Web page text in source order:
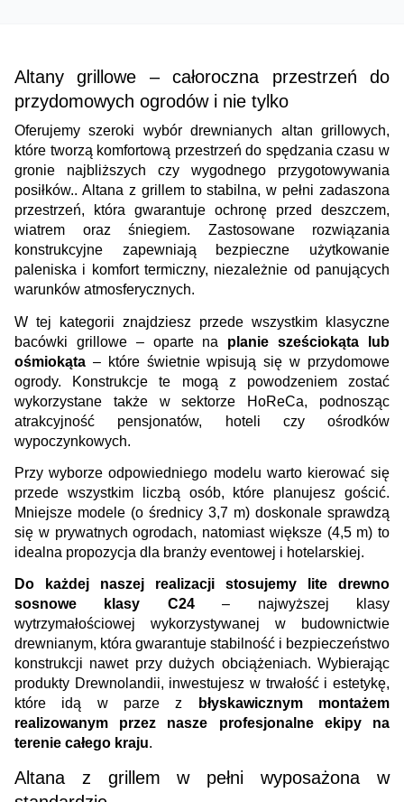
Altany grillowe – całoroczna przestrzeń do
przydomowych ogrodów i nie tylko
Oferujemy szeroki wybór drewnianych altan grillowych,
które tworzą komfortową przestrzeń do spędzania czasu w
gronie najbliższych czy wygodnego przygotowywania
posiłków.. Altana z grillem to stabilna, w pełni zadaszona
przestrzeń, która gwarantuje ochronę przed deszczem,
wiatrem oraz śniegiem. Zastosowane rozwiązania
konstrukcyjne zapewniają bezpieczne użytkowanie
paleniska i komfort termiczny, niezależnie od panujących
warunków atmosferycznych.
W tej kategorii znajdziesz przede wszystkim klasyczne
bacówki grillowe – oparte na planie sześciokąta lub
ośmiokąta – które świetnie wpisują się w przydomowe
ogrody. Konstrukcje te mogą z powodzeniem zostać
wykorzystane także w sektorze HoReCa, podnosząc
atrakcyjność pensjonatów, hoteli czy ośrodków
wypoczynkowych.
Przy wyborze odpowiedniego modelu warto kierować się
przede wszystkim liczbą osób, które planujesz gościć.
Mniejsze modele (o średnicy 3,7 m) doskonale sprawdzą
się w prywatnych ogrodach, natomiast większe (4,5 m) to
idealna propozycja dla branży eventowej i hotelarskiej.
Do każdej naszej realizacji stosujemy lite drewno
sosnowe klasy C24 – najwyższej klasy
wytrzymałościowej wykorzystywanej w budownictwie
drewnianym, która gwarantuje stabilność i bezpieczeństwo
konstrukcji nawet przy dużych obciążeniach. Wybierając
produkty Drewnolandii, inwestujesz w trwałość i estetykę,
które idą w parze z
błyskawicznym montażem
realizowanym przez nasze profesjonalne ekipy na
terenie całego kraju.
Altana z grillem w pełni wyposażona w